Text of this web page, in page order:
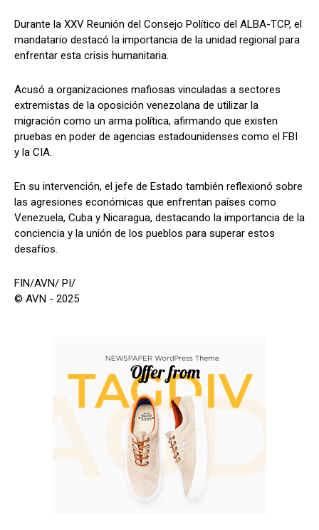
Durante la XXV Reunión del Consejo Político del ALBA-TCP, el
mandatario destacó la importancia de la unidad regional para
enfrentar esta crisis humanitaria.
Acusó a organizaciones mafiosas vinculadas a sectores
extremistas de la oposición venezolana de utilizar la
migración como un arma política, afirmando que existen
pruebas en poder de agencias estadounidenses como el FBI
y la CIA.
En su intervención, el jefe de Estado también reflexionó sobre
las agresiones económicas que enfrentan países como
Venezuela, Cuba y Nicaragua, destacando la importancia de la
conciencia y la unión de los pueblos para superar estos
desafíos.
FIN/AVN/ PI/
© AVN - 2025